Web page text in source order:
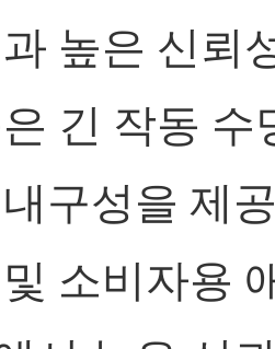
높은 신뢰
긴 작동 수
구성을 제
소비자용